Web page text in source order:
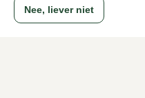
Nee, liever niet